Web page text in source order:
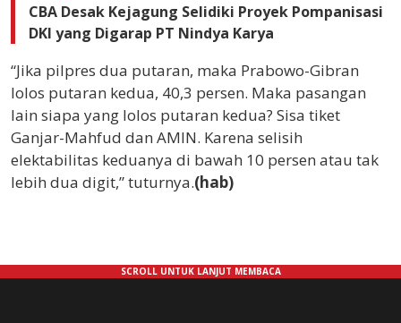
CBA Desak Kejagung Selidiki Proyek Pompanisasi
DKI yang Digarap PT Nindya Karya
“Jika pilpres dua putaran, maka Prabowo-Gibran
lolos putaran kedua, 40,3 persen. Maka pasangan
lain siapa yang lolos putaran kedua? Sisa tiket
Ganjar-Mahfud dan AMIN. Karena selisih
elektabilitas keduanya di bawah 10 persen atau tak
lebih dua digit,” tuturnya.(hab)